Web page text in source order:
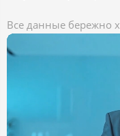
Все данные бережно